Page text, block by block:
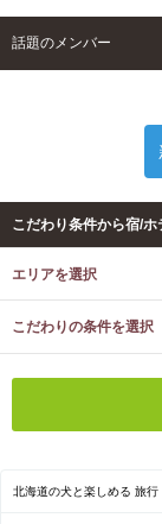
話題のメンバー
こだわり条件から宿/ホ
エリアを選択
こだわりの条件を選択
北海道の犬と楽しめる 旅行